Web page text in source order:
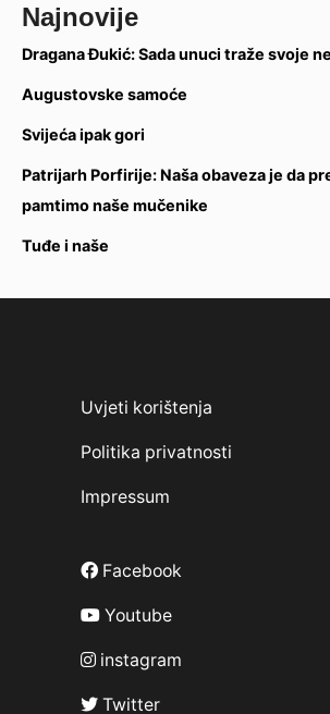
Najnovije
Dragana Đukić: Sada unuci traže svoje
Augustovske samoće
Svijeća ipak gori
Patrijarh Porfirije: Naša obaveza je da
pamtimo naše mučenike
Tuđe i naše
Uvjeti korištenja
Politika privatnosti
Impressum
Facebook
Youtube
instagram
Twitter